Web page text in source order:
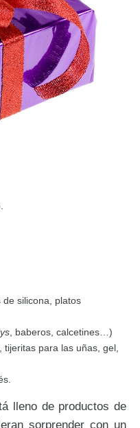
silicona, platos
, baberos, calcetines…)
para las uñas, gel,
lleno de productos de
sorprender con un